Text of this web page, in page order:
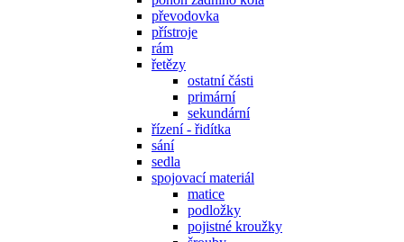
převodovka
přístroje
rám
řetězy
ostatní části
primární
sekundární
řízení - řidítka
sání
sedla
spojovací materiál
matice
podložky
pojistné kroužky